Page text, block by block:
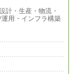
計・生産・物流・
用・インフラ構築